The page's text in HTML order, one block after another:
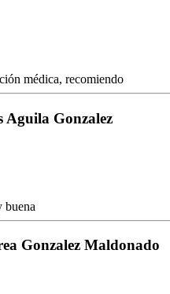
médica, recomiendo
Aguila Gonzalez
buena
Gonzalez Maldonado